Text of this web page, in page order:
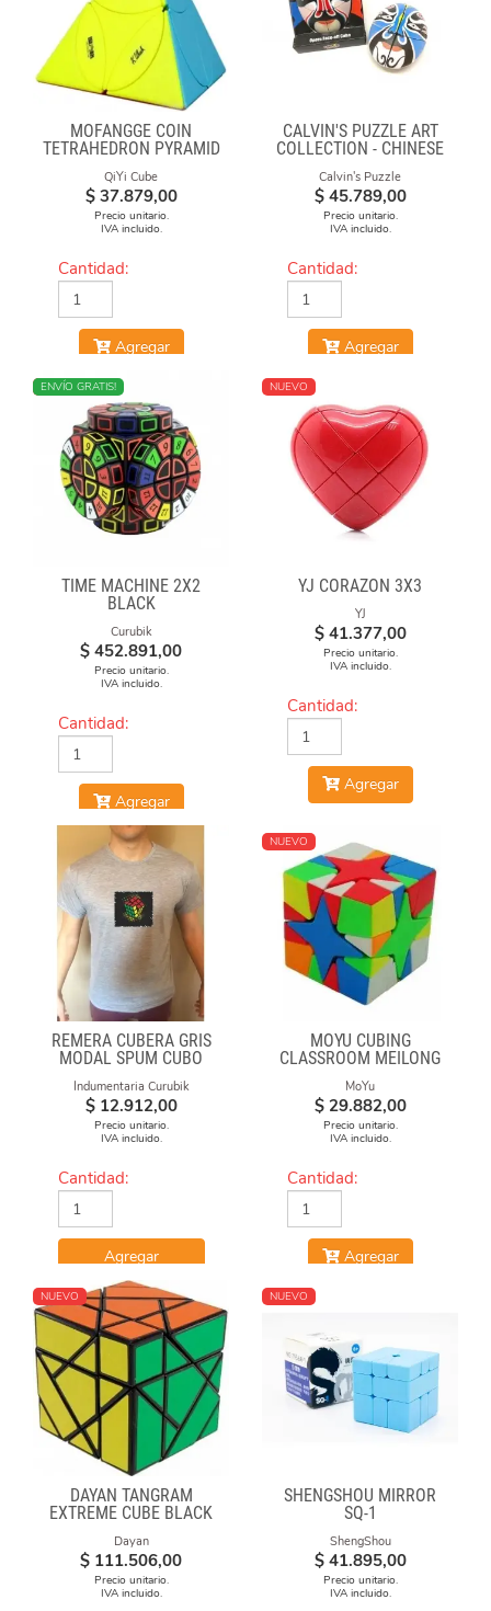
MOFANGGE COIN
TETRAHEDRON PYRAMID
STICKERLESS
QiYi Cube
$ 37.879,00
Precio unitario.
IVA incluido.
Cantidad:
Agregar
CALVIN'S PUZZLE ART
COLLECTION - CHINESE
OPERA FACE-OFF CUBE
(RED & BLUE MASKS)
Calvin's Puzzle
$ 45.789,00
Precio unitario.
IVA incluido.
Cantidad:
Agregar
NUEVO
ENVÍO GRATIS!
TIME MACHINE 2X2
BLACK
Curubik
$ 452.891,00
Precio unitario.
IVA incluido.
Cantidad:
Agregar
NUEVO
YJ CORAZON 3X3
YJ
$ 41.377,00
Precio unitario.
IVA incluido.
Cantidad:
Agregar
REMERA CUBERA GRIS
MODAL SPUM CUBO
Indumentaria Curubik
$ 12.912,00
Precio unitario.
IVA incluido.
Cantidad:
Agregar
NUEVO
MOYU CUBING
CLASSROOM MEILONG
POLARIS CUBE
STICKERLESS
MoYu
$ 29.882,00
Precio unitario.
IVA incluido.
Cantidad:
Agregar
NUEVO
DAYAN TANGRAM
EXTREME CUBE BLACK
Dayan
$ 111.506,00
Precio unitario.
IVA incluido.
NUEVO
SHENGSHOU MIRROR
SQ-1
ShengShou
$ 41.895,00
Precio unitario.
IVA incluido.